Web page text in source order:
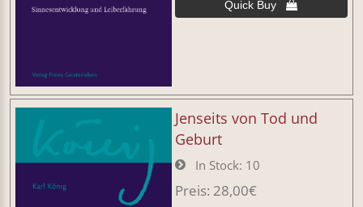
Jenseits von Tod und
Geburt
In Stock 10
Preis 28,00€